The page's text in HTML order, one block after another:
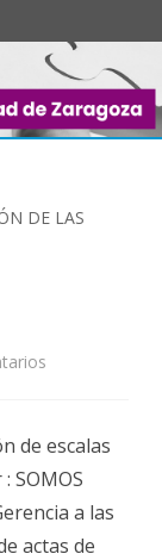
DE LAS
de escalas
SOMOS​
a las
actas de